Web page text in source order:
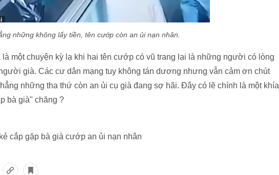
những không lấy tiền, tên cướp còn an ủi nạn nhân.
một chuyện kỳ lạ khi hai tên cướp có vũ trang lại là những người có lòng
già. Các cư dân mạng tuy không tán dương nhưng vẫn cảm ơn chút
những tha thứ còn an ủi cụ già đang sợ hãi. Đây có lẽ chính là một khía
bà già" chăng ?
cắp gặp bà già cướp an ủi nạn nhân